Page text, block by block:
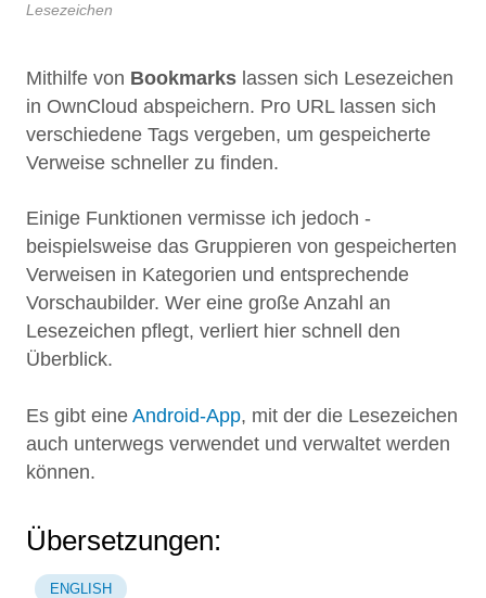
Lesezeichen
Mithilfe von Bookmarks lassen sich Lesezeichen
in OwnCloud abspeichern. Pro URL lassen sich
verschiedene Tags vergeben, um gespeicherte
Verweise schneller zu finden.
Einige Funktionen vermisse ich jedoch -
beispielsweise das Gruppieren von gespeicherten
Verweisen in Kategorien und entsprechende
Vorschaubilder. Wer eine große Anzahl an
Lesezeichen pflegt, verliert hier schnell den
Überblick.
Es gibt eine Android-App, mit der die Lesezeichen
auch unterwegs verwendet und verwaltet werden
können.
Übersetzungen:
ENGLISH